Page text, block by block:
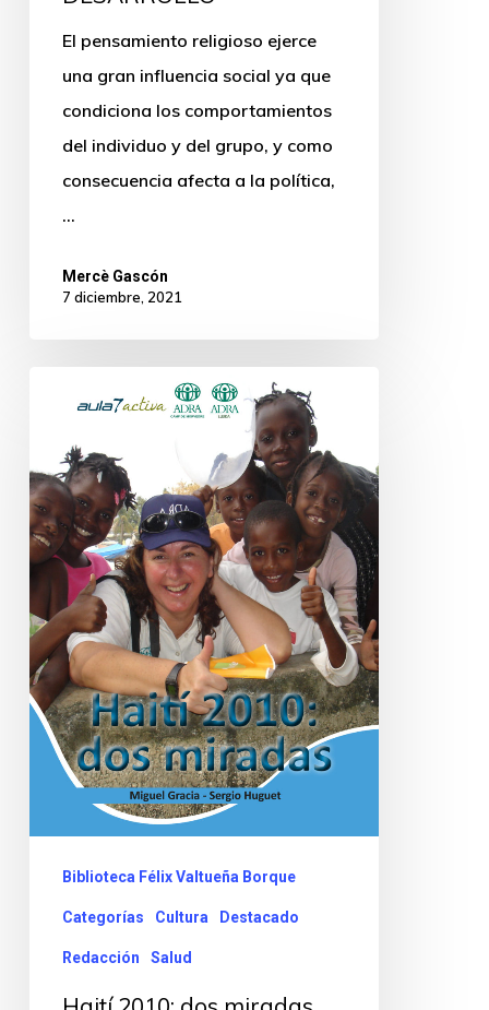
El pensamiento religioso ejerce
una gran influencia social ya que
condiciona los comportamientos
del individuo y del grupo, y como
consecuencia afecta a la política,
…
Mercè Gascón
7 diciembre, 2021
Biblioteca Félix Valtueña Borque
Categorías Cultura Destacado
Redacción Salud